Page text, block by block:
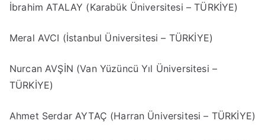
İbrahim ATALAY (Karabük Üniversitesi – TÜRKİYE)
Meral AVCI (İstanbul Üniversitesi – TÜRKİYE)
Nurcan AVŞİN (Van Yüzüncü Yıl Üniversitesi –
TÜRKİYE)
Ahmet Serdar AYTAÇ (Harran Üniversitesi – TÜRKİYE)